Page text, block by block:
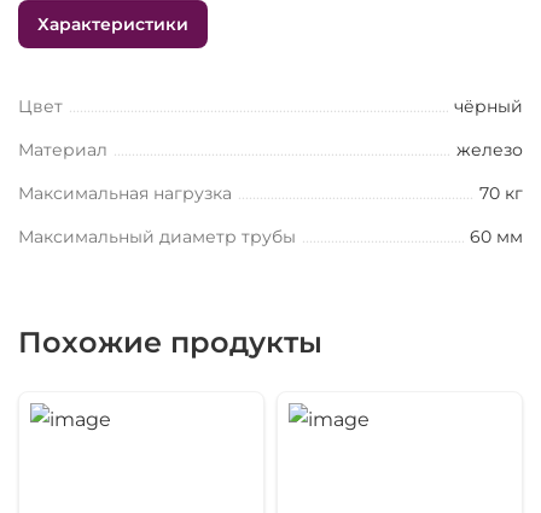
Характеристики
Цвет
чёрный
Материал
железо
Максимальная нагрузка
70 кг
Максимальный диаметр трубы
60 мм
Похожие продукты